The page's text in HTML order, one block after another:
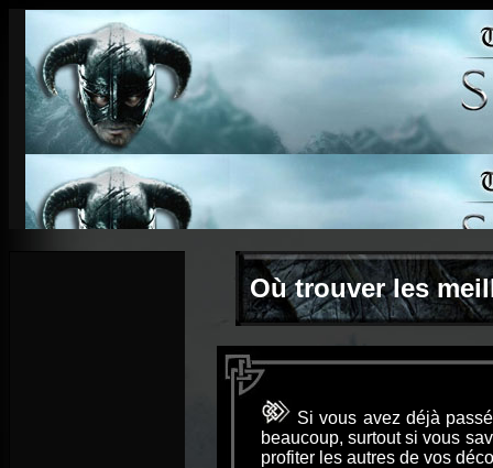
Où trouver les
Si vous avez déjà
beaucoup, surtout si vous
profiter les autres de vos